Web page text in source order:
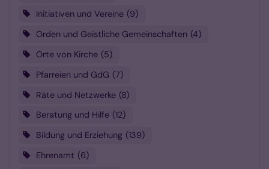
Initiativen und Vereine
9
Orden und Geistliche Gemeinschaften 4
Orte von Kirche 5
Pfarreien und GdG 7
Räte und Netzwerke 8
Beratung und Hilfe 12
Bildung und Erziehung 139
Ehrenamt 6